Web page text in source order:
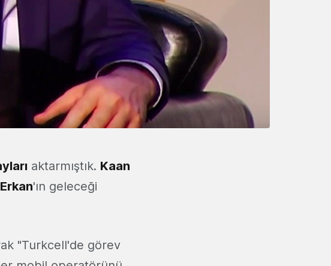
ı aktarmıştık. Kaan
'ın geleceği
"Turkcell'de görev